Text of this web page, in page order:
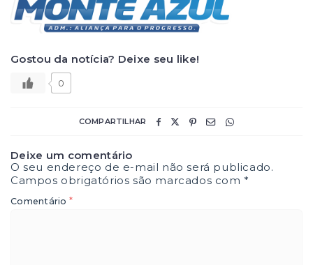
Gostou da notícia? Deixe seu like!
0
COMPARTILHAR
Deixe um comentário
O seu endereço de e-mail não será publicado.
Campos obrigatórios são marcados com*
Comentário *